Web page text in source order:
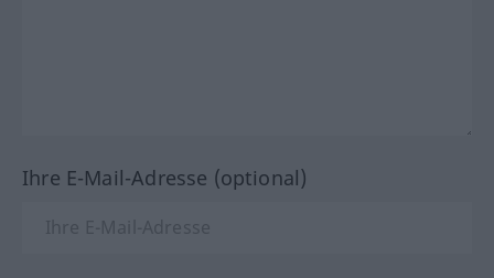
Ihre E-Mail-Adresse (optional)